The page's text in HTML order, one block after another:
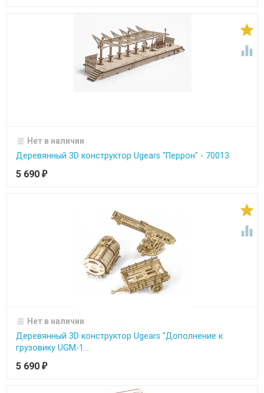


Нет в наличии
Деревянный 3D конструктор Ugears "Перрон" - 70013
5 690 ₽


Нет в наличии
Деревянный 3D конструктор Ugears "Дополнение к
грузовику UGM-1...
5 690 ₽